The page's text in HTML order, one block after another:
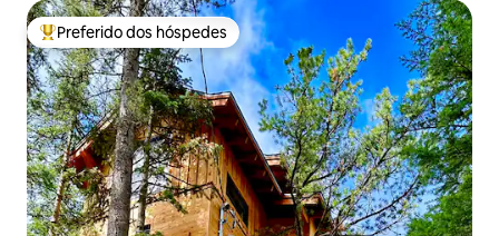
Entre os melhores preferidos dos hóspedes
Preferido dos hóspedes